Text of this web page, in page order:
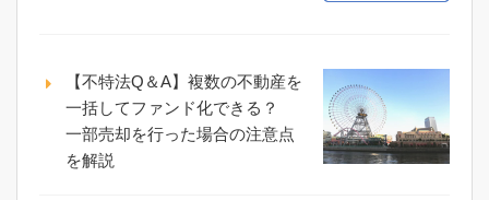
【不特法Q＆A】複数の不動産を
一括してファンド化できる？
一部売却を行った場合の注意点
を解説